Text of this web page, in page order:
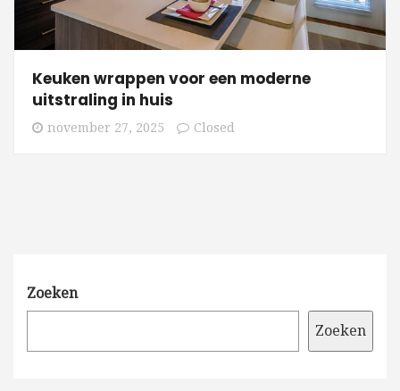
Keuken wrappen voor een moderne
uitstraling in huis
november 27, 2025 Closed
Zoeken
Zoeken